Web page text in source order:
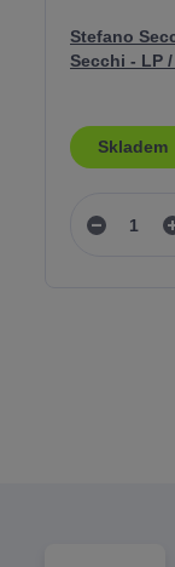
Stefano
Secchi - LP
Skladem